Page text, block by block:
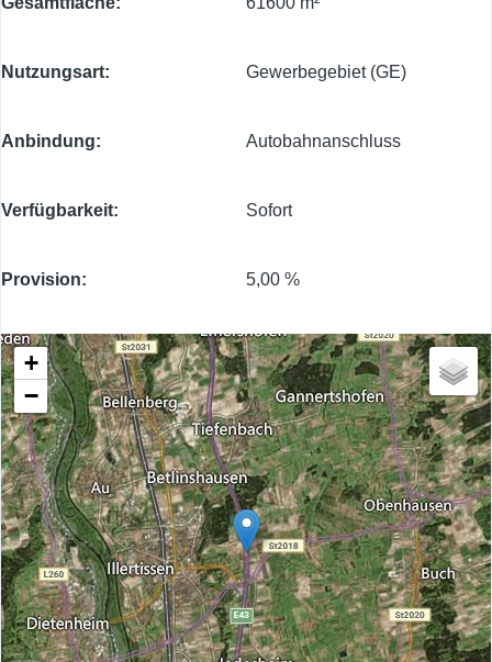
Nutzungsart Gewerbegebiet (GE)
Anbindung Autobahnanschluss
Verfügbarkeit Sofort
Provision 5,00 %
+
−